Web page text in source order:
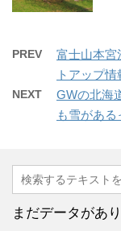
PREV
富士山本宮
トアップ情
NEXT
GWの北海
も雪がある
まだデータがあ